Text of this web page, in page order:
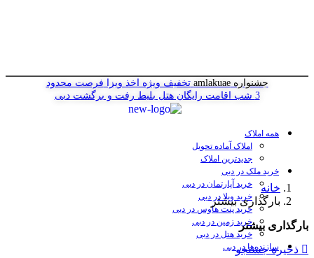
جشنواره amlakuae تخفیف ویژه اخذ ویزا فرصت محدود
3 شب اقامت رایگان هتل
بلیط رفت و برگشت دبی
همه املاک
املاک آماده تحویل
جدیدترین املاک
خرید ملک در دبی
خرید آپارتمان در دبی
خرید ویلا در دبی
خرید پنت هاوس در دبی
خرید زمین در دبی
خرید هتل در دبی
سازنده‌ها در دبی
خانه
بارگذاری بیشتر
بارگذاری بیشتر
ذخیره جستجو